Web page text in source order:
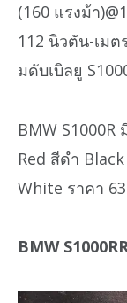
(160 แรงม้า
112 นิวตัน-เมต
มดับเบิลยู
BMW
Red สีดำ
White ราคา
BMW